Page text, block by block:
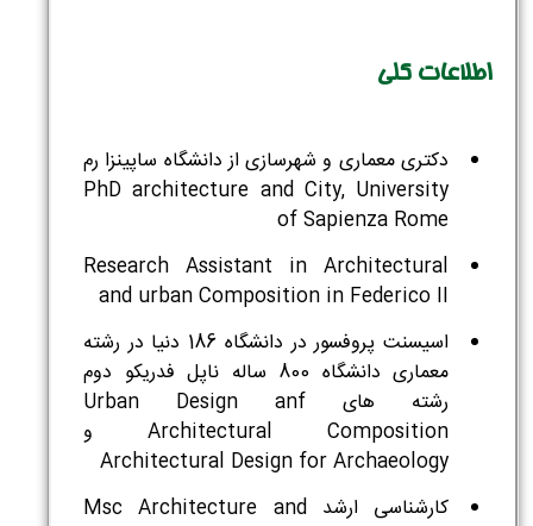
اطلاعات کلی
دکتری معماری و شهرسازی از دانشگاه ساپینزا رم
PhD architecture and City, University
of Sapienza Rome
Research Assistant in Architectural
and urban Composition in Federico II
اسیسنت پروفسور در دانشگاه 186 دنیا در رشته
معماری دانشگاه 800 ساله ناپل فدریکو دوم
رشته های Urban Design anf
Architectural Composition و
Architectural Design for Archaeology
کارشناسی ارشد Msc Architecture and